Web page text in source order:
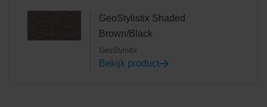
GeoStylistix Shaded
Brown/Black
GeoStylistix
Bekijk product